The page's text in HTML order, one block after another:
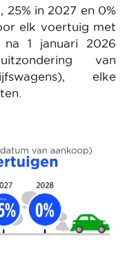
25% in 2027 en 0%
elk voertuig met
na 1 januari 2026
van
elke